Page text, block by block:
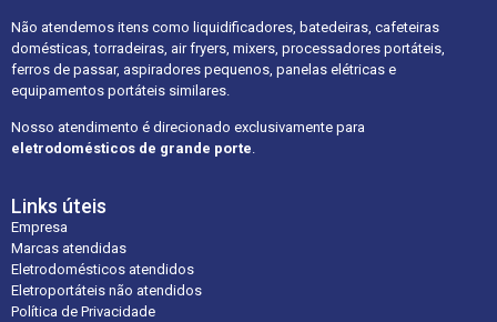
Não atendemos itens como liquidificadores, batedeiras, cafeteiras
domésticas, torradeiras, air fryers, mixers, processadores portáteis,
ferros de passar, aspiradores pequenos, panelas elétricas e
equipamentos portáteis similares.
Nosso atendimento é direcionado exclusivamente para
eletrodomésticos de grande porte
Links úteis
Empresa
Marcas atendidas
Eletrodomésticos atendidos
Eletroportáteis não atendidos
Política de Privacidade